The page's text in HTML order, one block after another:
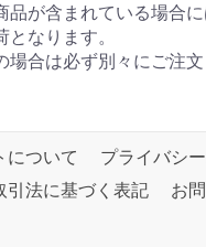
品が含まれている場合
なります。
場合は必ず別々にご注文
について
プライバシ
引法に基づく表記
お